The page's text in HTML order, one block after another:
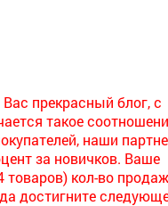
прекрасный блог, с
такое
наши
за новичков. Ваше
товаров) кол-во
достигните